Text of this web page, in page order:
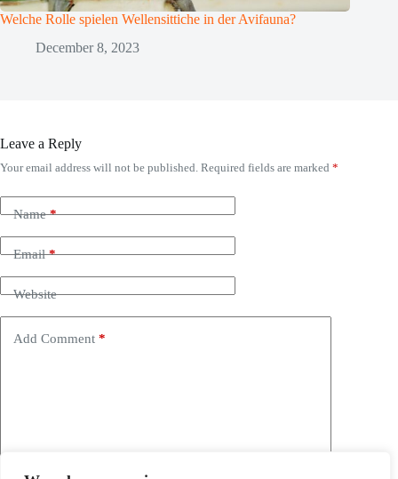
Welche Rolle spielen Wellensittiche in der Avifauna?
December 8, 2023
Leave a Reply
Your email address will not be published. Required fields are marked *
Name*
Email*
Website
Add Comment *